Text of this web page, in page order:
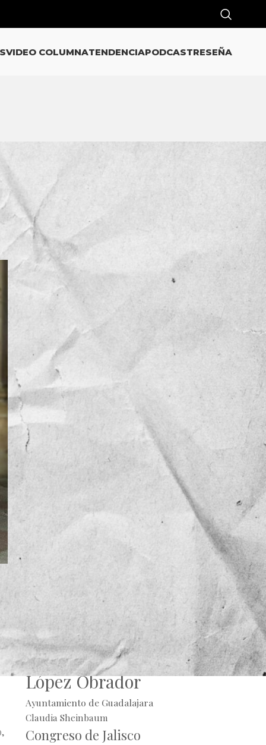
VIDEO COLUMNATENDENCIAPODCASTRESEÑA
CATEGORÍAS
NOTICIAS
OPINIÓN
TENDENCIA
VIDEO COLUMNA
VIDEO NOTA
Alberto Uribe
Andrés Manuel
López Obrador
Ayuntamiento de Guadalajara
Claudia Sheinbaum
Congreso de Jalisco